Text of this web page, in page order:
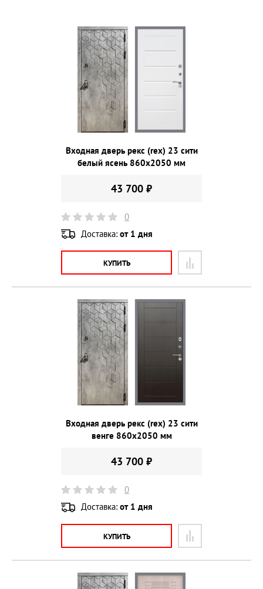
Входная дверь рекс (rex) 23 сити
белый ясень 860х2050 мм
43 700 ₽
0
Доставка: от 1 дня
КУПИТЬ
Входная дверь рекс (rex) 23 сити
венге 860х2050 мм
43 700 ₽
0
Доставка: от 1 дня
КУПИТЬ